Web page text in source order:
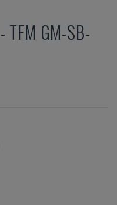
- TFM GM-SB-